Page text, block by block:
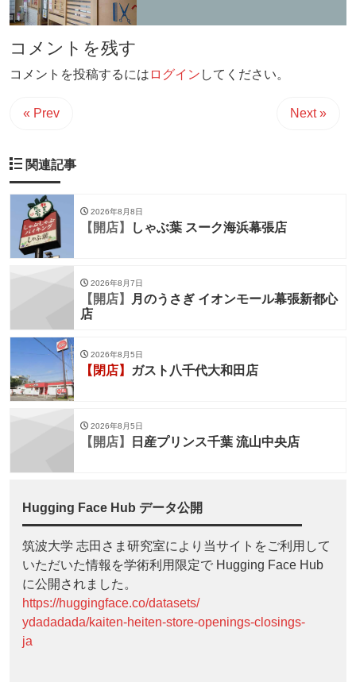
コメントを残す
コメントを投稿するには ログイン してください。
« Prev Next »
関連記事
2026年8月8日
【開店】 しゃぶ葉 スーク海浜幕張店
2026年8月7日
【開店】
月のうさぎ イオンモール幕張新都心
店
2026年8月5日
【閉店】 ガスト八千代大和田店
2026年8月5日
【開店】 日産プリンス千葉 流山中央店
Hugging Face Hub データ公開
筑波大学 志田さま研究室により当サイトをご利用して
いただいた情報を学術利用限定で Hugging Face Hub
に公開されました。
https://huggingface.co/datasets/
ydadadada/kaiten-heiten-store-openings-closings-
ja